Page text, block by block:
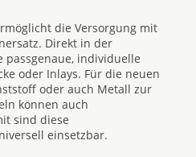
die Versorgung mit
Direkt in der
individuelle
oder Inlays. Für die neuen
oder auch Metall zur
können auch
sind diese
einsetzbar.